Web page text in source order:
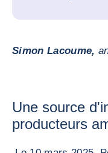
Simon Lacoume,
Une source
producteurs